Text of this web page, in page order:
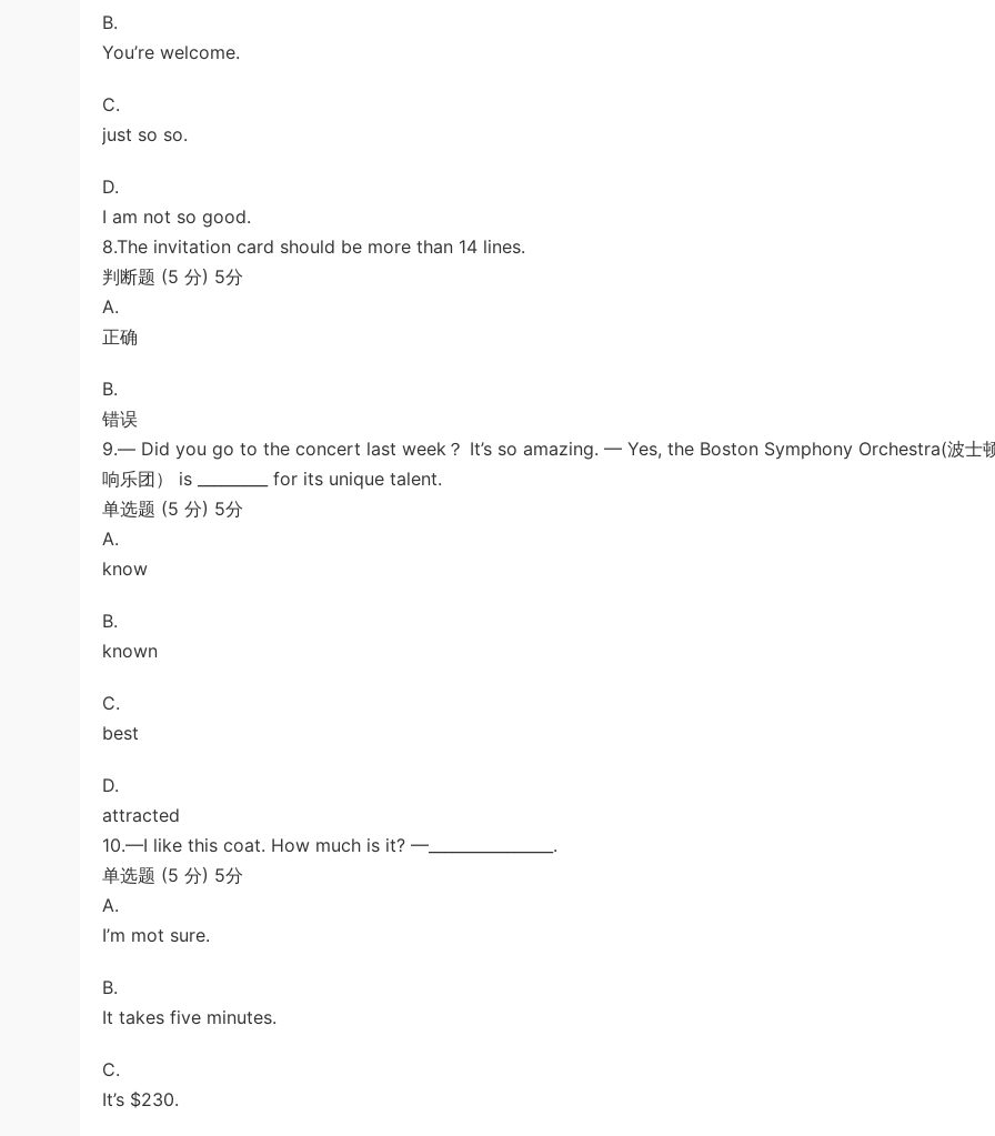
B.
You’re welcome.
C.
just so so.
D.
I am not so good.
8.The invitation card should be more than 14 lines.
判断题 (5 分) 5分
A.
正确
B.
错误
9.— Did you go to the concert last week？ It’s so amazing. — Yes, the Boston Symphony Orchestra(波士
响乐团） is _________ for its unique talent.
单选题 (5 分) 5分
A.
know
B.
known
C.
best
D.
attracted
10.—I like this coat. How much is it? —________________.
单选题 (5 分) 5分
A.
I’m mot sure.
B.
It takes five minutes.
C.
It’s $230.